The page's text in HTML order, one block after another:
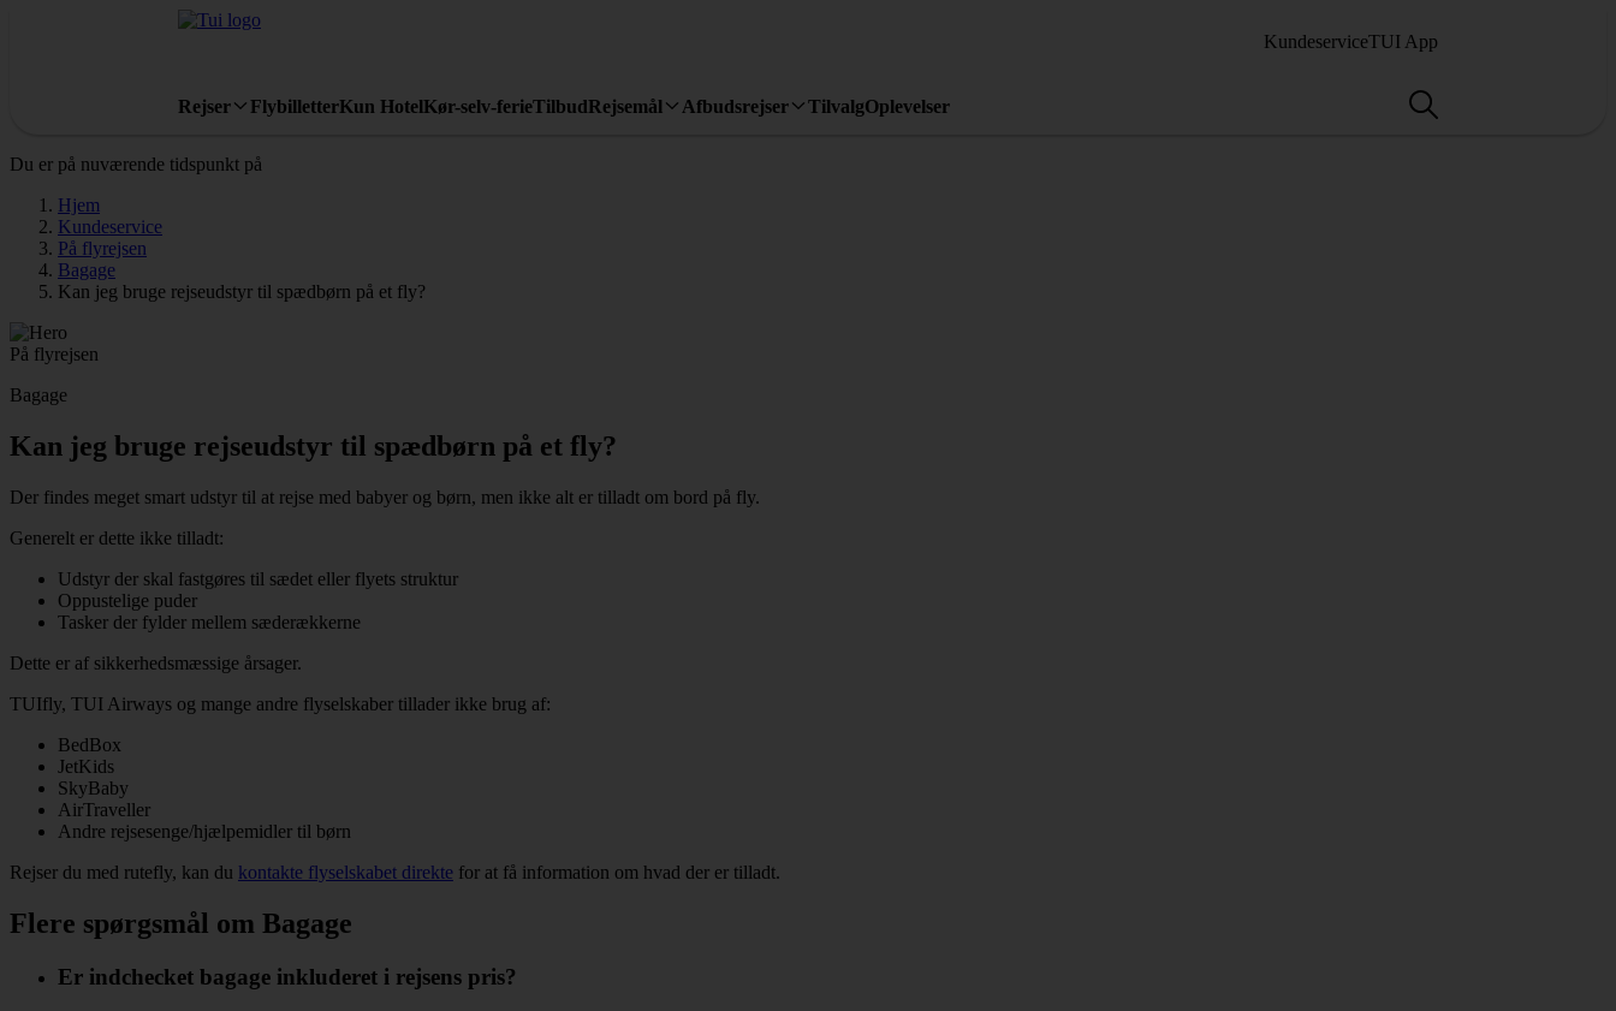
KundeserviceTUI App
Rejser FlybilletterKun HotelKør-selv-ferieTilbudRejsemål Afbudsrejser TilvalgOplevelser
Du er på nuværende tidspunkt på
Hjem
Kundeservice
På flyrejsen
Bagage
Kan jeg bruge rejseudstyr til spædbørn på et fly?
På flyrejsen
Bagage
Kan jeg bruge rejseudstyr til spædbørn på et fly?
Der findes meget smart udstyr til at rejse med babyer og børn, men ikke alt er tilladt om bord på fly.
Generelt er dette ikke tilladt:
Udstyr der skal fastgøres til sædet eller flyets struktur
Oppustelige puder
Tasker der fylder mellem sæderækkerne
Dette er af sikkerhedsmæssige årsager.
TUIfly, TUI Airways og mange andre flyselskaber tillader ikke brug af:
BedBox
JetKids
SkyBaby
AirTraveller
Andre rejsesenge/hjælpemidler til børn
Rejser du med rutefly, kan du kontakte flyselskabet direkte for at få information om hvad der er tilladt.
Flere spørgsmål om Bagage
Er indchecket bagage inkluderet i rejsens pris?